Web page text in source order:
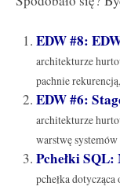
EDW #8:
architekturze
pachnie
EDW #6:
architekturze
warstwę systemów
Pchełki
pchełka